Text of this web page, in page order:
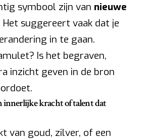
symbool zijn van nieuwe
Het suggereert vaak dat je
in te gaan.
Is het begraven,
inzicht geven in de bron
innerlijke kracht of talent dat
van goud, zilver, of een